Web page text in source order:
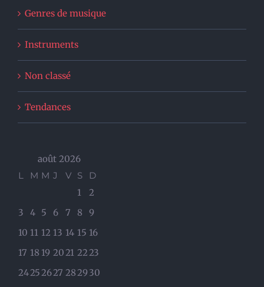
Genres de musique
Instruments
Non classé
Tendances
août 2026
L
M M J V S
D
1
2
3
4 5 6 7 8
9
10 11 12 13 14 15 16
17 18 19 2021 2223
24252627 2829 30